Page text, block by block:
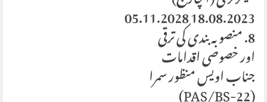
18.08.2023 05.11.2028
8. منصوبہ بندی کی ترقی
اور خصوصی اقدامات
جناب اویس منظور سمرا